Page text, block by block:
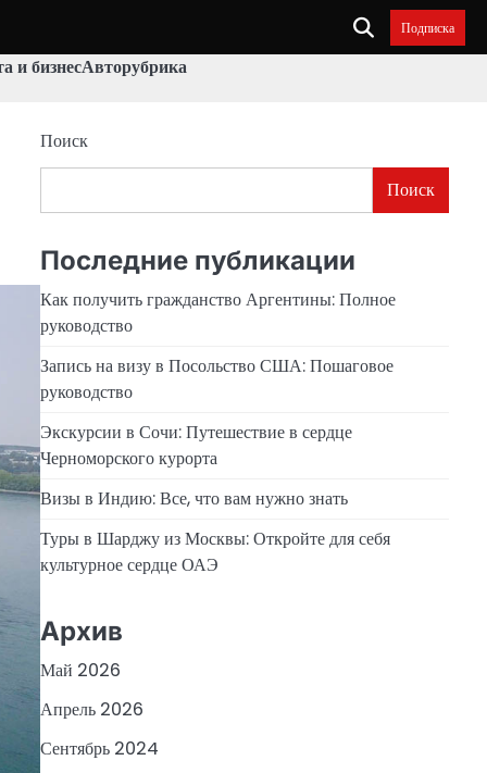
Подписка
и бизнесАвторубрика
Поиск
Поиск
Последние публикации
Как получить гражданство Аргентины: Полное
руководство
Запись на визу в Посольство США: Пошаговое
руководство
Экскурсии в Сочи: Путешествие в сердце
Черноморского курорта
Визы в Индию: Все, что вам нужно знать
Туры в Шарджу из Москвы: Откройте для себя
культурное сердце ОАЭ
Архив
Май 2026
Апрель 2026
Сентябрь 2024